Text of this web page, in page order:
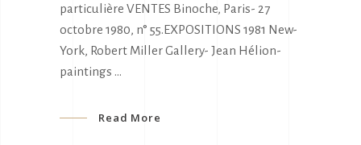
particulière VENTES Binoche, Paris- 27
octobre 1980, n° 55.EXPOSITIONS 1981 New-
York, Robert Miller Gallery- Jean Hélion-
paintings
Read More